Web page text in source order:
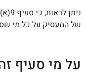
של המעסיק על כל מי שסעיף 9 לחוק
על מי סעיף